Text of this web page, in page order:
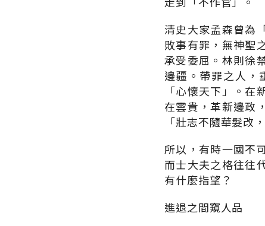
清史大家孟森曾為
敗事有罪，無神聖
承受委屈。林則徐
邊疆。帶罪之人，
「心懷天下」。
在雲貴，革新邊政
「壯志不隨華髮改
所以，有時一國不
而士大夫之格往往
有什麼指望？
進退之間窺人品